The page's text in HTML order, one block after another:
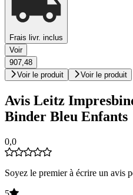
Frais livr. inclus
Voir
907,48
Voir le produit
Voir le produit
Avis Leitz
Binder Bleu Enfants
0,0
Soyez le premier à écrire un avis